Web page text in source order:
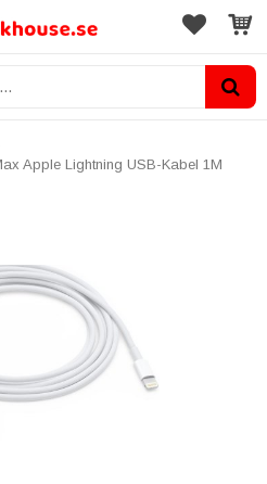
Apple Lightning USB-Kabel 1M